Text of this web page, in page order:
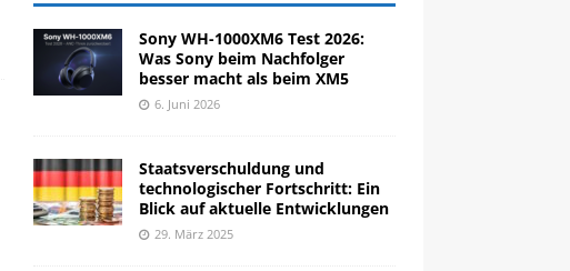
Sony WH-1000XM6 Test 2026:
Was Sony beim Nachfolger
besser macht als beim XM5
6. Juni 2026
Staatsverschuldung und
technologischer Fortschritt: Ein
Blick auf aktuelle Entwicklungen
29. März 2025